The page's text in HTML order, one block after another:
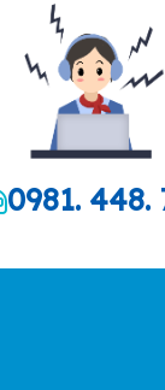
0981. 448.